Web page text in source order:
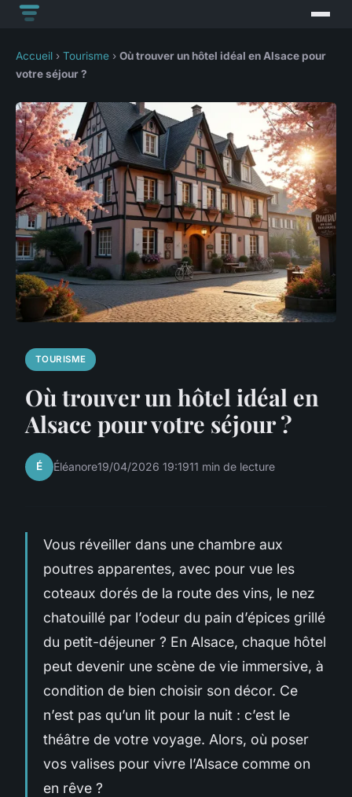
Accueil › Tourisme › Où trouver un hôtel idéal en Alsace pour
votre séjour ?
TOURISME
Où trouver un hôtel idéal en
Alsace pour votre séjour ?
É Éléanore19/04/2026 19:1911 min de lecture
Vous réveiller dans une chambre aux
poutres apparentes, avec pour vue les
coteaux dorés de la route des vins, le nez
chatouillé par l’odeur du pain d’épices grillé
du petit-déjeuner ? En Alsace, chaque hôtel
peut devenir une scène de vie immersive, à
condition de bien choisir son décor. Ce
n’est pas qu’un lit pour la nuit : c’est le
théâtre de votre voyage. Alors, où poser
vos valises pour vivre l’Alsace comme on
en rêve ?